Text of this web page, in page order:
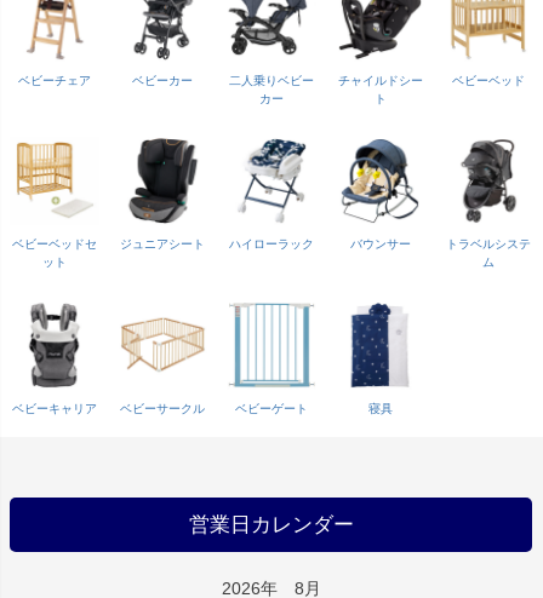
ベビーチェア ベビーカー
二人乗りベビー
カー
チャイルドシー
ト
ベビーベッド
ベビーベッドセ
ット
ジュニアシート ハイローラック バウンサー
トラベルシステ
ム
ベビーキャリア ベビーサークル ベビーゲート 寝具
営業日カレンダー
2026年 8月